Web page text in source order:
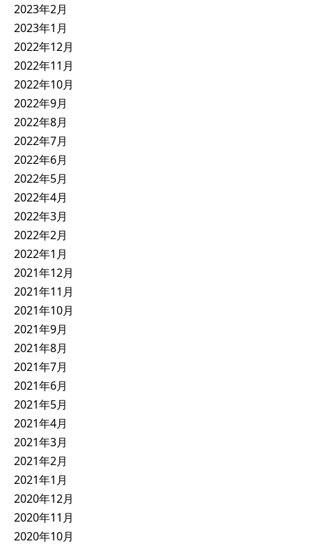
2023年2月
2023年1月
2022年12月
2022年11月
2022年10月
2022年9月
2022年8月
2022年7月
2022年6月
2022年5月
2022年4月
2022年3月
2022年2月
2022年1月
2021年12月
2021年11月
2021年10月
2021年9月
2021年8月
2021年7月
2021年6月
2021年5月
2021年4月
2021年3月
2021年2月
2021年1月
2020年12月
2020年11月
2020年10月